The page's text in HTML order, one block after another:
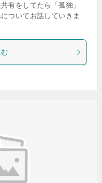
有をしてたら「孤独」
ついてお話していきま